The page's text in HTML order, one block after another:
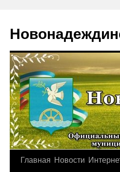
Перейти
Главная Новости